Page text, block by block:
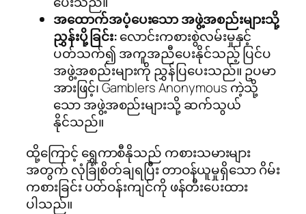
အထောက်အပံ့ပေးသော အဖွဲ့အစည်းများသို့
ညွှန်းပို့ခြင်း:လောင်းကစားစွဲလမ်းမှုနှင့်
ပတ်သက်၍ အကူအညီပေးနိုင်သည့် ပြင်ပ
အဖွဲ့အစည်းများကို ညွှန်ပြပေးသည်။ ဥပမာ
အားဖြင့်၊ Gamblers Anonymous ကဲ့သို့
သော အဖွဲ့အစည်းများသို့ ဆက်သွယ်
နိုင်သည်။
ထို့ကြောင့် ရွှေကာစီနိုသည် ကစားသမားများ
အတွက် လုံခြုံစိတ်ချရပြီး တာဝန်ယူမှုရှိသော ဂိမ်း
ကစားခြင်း ပတ်ဝန်းကျင်ကို ဖန်တီးပေးထား
ပါသည်။